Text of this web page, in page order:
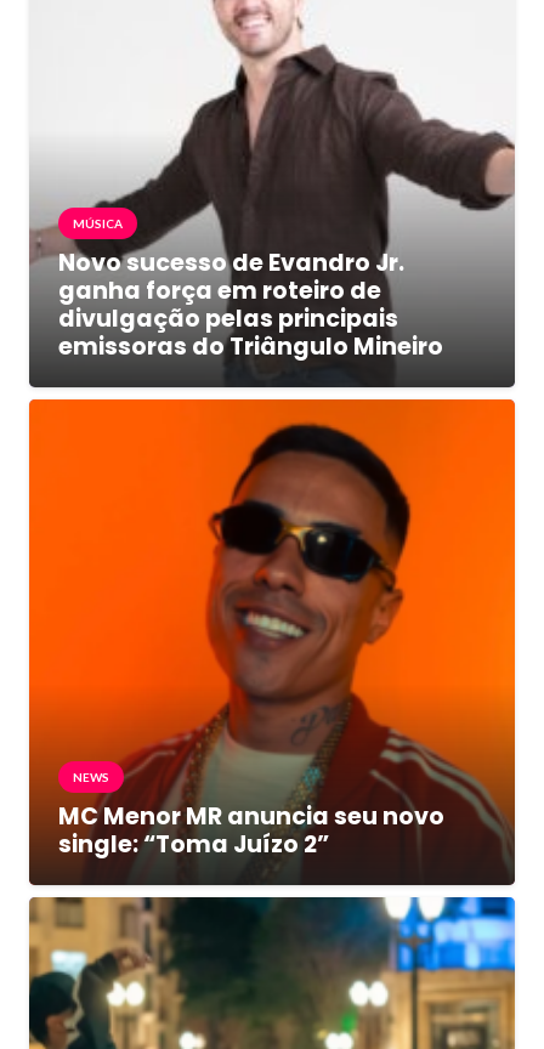
MÚSICA
Novo sucesso de Evandro Jr.
ganha força em roteiro de
divulgação pelas principais
emissoras do Triângulo Mineiro
NEWS
MC Menor MR anuncia seu novo
single: “Toma Juízo 2”